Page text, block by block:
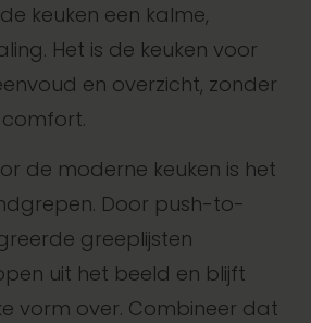
keuken een kalme,
Het is de keuken voor
en overzicht, zonder
de moderne keuken is het
Door push-to-
greeplijsten
uit het beeld en blijft
vorm over. Combineer dat